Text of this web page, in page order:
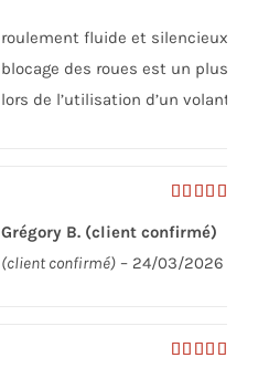
roulement fluide et silencieux. Le
blocage des roues est un plus
lors de l’utilisation d’un volant
sur 5
Grégory B. (client confirmé)
(client confirmé) – 24/03/2026